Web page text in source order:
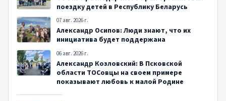
поездку детей в Республику Беларусь
07 авг. 2026 г.
Александр Осипов: Люди знают, что их
инициатива будет поддержана
06 авг. 2026 г.
Александр Козловский: В Псковской
области ТОСовцы на своем примере
показывают любовь к малой Родине